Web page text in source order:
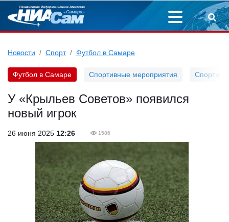
Новости Спорт Футбол в Самаре
Футбол в Самаре Спортивные мероприятия
У «Крыльев Советов» появился
новый игрок
26 июня 2025 12:26 1586